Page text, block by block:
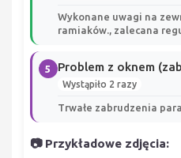
Wykonane uwagi na
ramiaków., zalecana
5 Problem z oknem
Wystąpiło 2 razy
Trwałe zabrudzenia
📷 Przykładowe zdjęcia: